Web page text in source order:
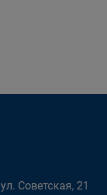
Советская, 21